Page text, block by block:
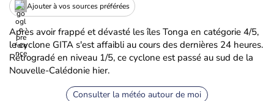
Ajouter à vos sources préférées
Après avoir frappé et dévasté les îles Tonga en catégorie 4/5,
le cyclone GITA s'est affaibli au cours des dernières 24 heures.
Rétrogradé en niveau 1/5, ce cyclone est passé au sud de la
Nouvelle-Calédonie hier.
Consulter la météo autour de moi